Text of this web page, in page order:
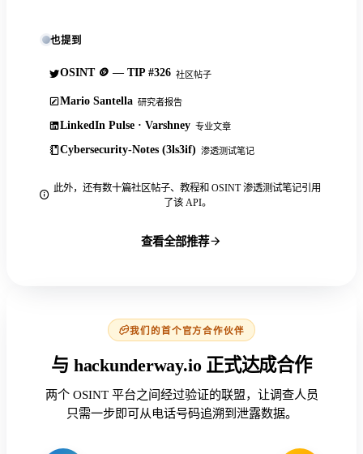
也提到
OSINT 🪙 — TIP #326 社区帖子
Mario Santella 研究者报告
LinkedIn Pulse · Varshney 专业文章
Cybersecurity-Notes (3ls3if) 渗透测试笔记
此外，还有数十篇社区帖子、教程和 OSINT 渗透测试笔记引用
了该 API。
查看全部推荐
我们的首个官方合作伙伴
与 hackunderway.io 正式达成合作
两个 OSINT 平台之间经过验证的联盟，让调查人员
只需一步即可从电话号码追溯到泄露数据。